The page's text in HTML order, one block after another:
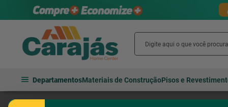
DepartamentosMateriais de ConstruçãoPisos e